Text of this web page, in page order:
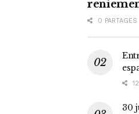
0 PARTAGES
30